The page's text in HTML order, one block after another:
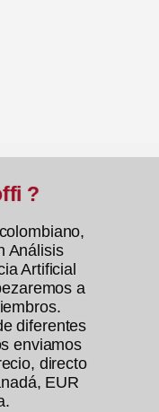
?
Análisis
Artificial
a
diferentes
enviamos
directo
EUR